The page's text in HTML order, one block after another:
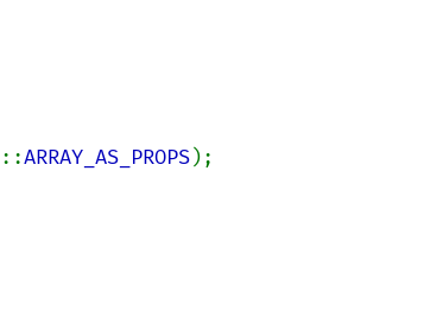
::ARRAY_AS_PROPS);